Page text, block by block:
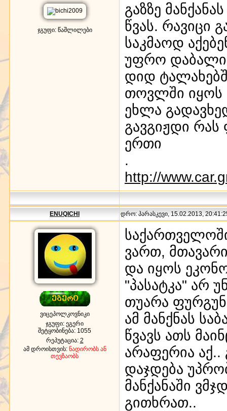
ჯგუფი: წაშლილები
გაზზე
წვას. რავიცი
საკმაოდ
უფრო დაბალი
დიდ
თოვლში იყოს
ეხლა
გავგიჟდი რას
ერთი
.
http://
ENUQICHI დრო: პარასკევი, 15.02.2013,
ვიცეპოლკოვნიკი
ჯგუფი: ეგერი
შეტყობინება: 1055
რეპუტაცია: 2
ამ დროისთვის: ნადირობს ან
თევზაობს
ვართ,
და იყოს
"პასატკა" არ
თუარა
ამ მანქნას
წვავს ათს
არაფერია აქ..
დაჯდება
მანქანაში
გითხრათ..